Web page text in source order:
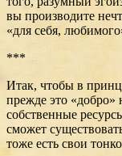
вы производите
«для себя,
***
Итак, чтобы в
прежде это «добро»
собственные
сможет
тоже есть свои